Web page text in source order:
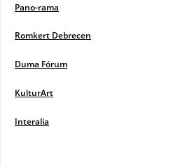
Pano-rama
Romkert Debrecen
Duma Fórum
KulturArt
Interalia